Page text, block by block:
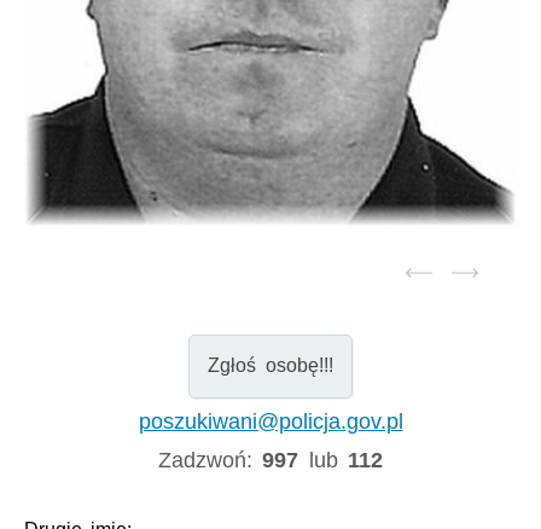
Zgłoś osobę!!!
poszukiwani@policja.gov.pl
Zadzwoń:997 lub 112